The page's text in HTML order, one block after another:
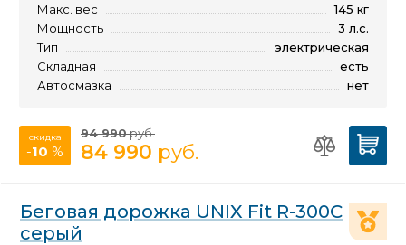
Макс. вес
145 кг
Мощность
3 л.с.
Тип
электрическая
Складная
есть
Автосмазка
нет
скидка
-10 %
94 990руб.
84 990 руб.
Беговая дорожка UNIX Fit R-300C
серый